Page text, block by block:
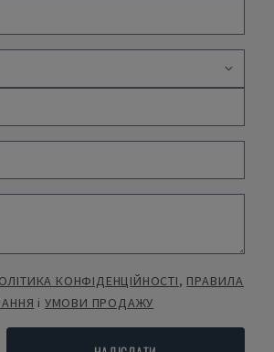
КОНФІДЕНЦІЙНОСТІ, ПРАВИЛА
і УМОВИ ПРОДАЖУ